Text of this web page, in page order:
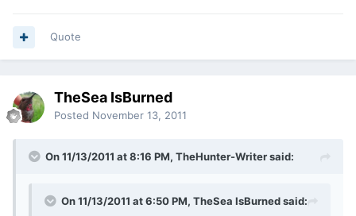
Quote
TheSea IsBurned
Posted November 13, 2011
On 11/13/2011 at 8:16 PM, TheHunter-Writer said:
On 11/13/2011 at 6:50 PM, TheSea IsBurned said: